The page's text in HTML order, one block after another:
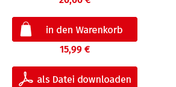
15,99 €